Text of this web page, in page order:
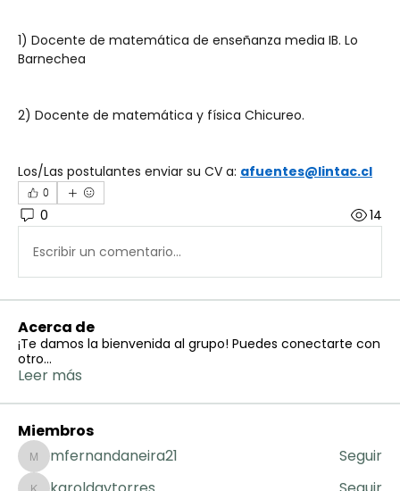
1) Docente de matemática de enseñanza media IB. Lo
Barnechea
2) Docente de matemática y física Chicureo.
Los/Las postulantes enviar su CV a: afuentes@lintac.cl
0
0 14
Escribir un comentario...
Acerca de
¡Te damos la bienvenida al grupo! Puedes conectarte con
otro...
Leer más
Miembros
mfernandaneira21
mfernandaneira21 Seguir